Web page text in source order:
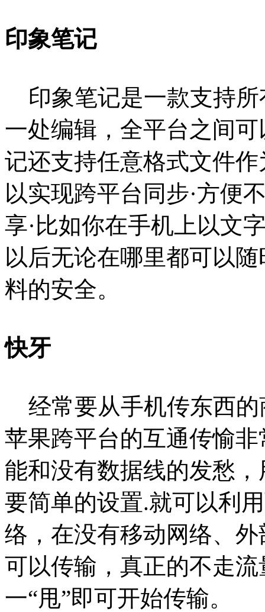
印象笔记
印象笔记是一款支持
一处编辑，全平台之间
记还支持任意格式文件
以实现跨平台同步·方便
享·比如你在手机上以文
以后无论在哪里都可以
料的安全。
快牙
经常要从手机传东西
苹果跨平台的互通传愉
能和没有数据线的发愁
要简单的设置.就可以利
络，在没有移动网络、
可以传输，真正的不走
一“甩”即可开始传输。